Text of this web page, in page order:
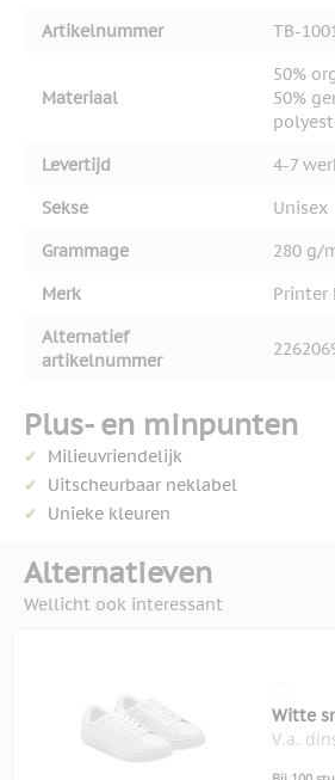
Artikelnummer
TB-
Materiaal
50%
50%
Levertijd
4-7
Sekse
Unisex
Grammage
280 g/
Merk
Printer
Alternatief
artikelnummer
Plus- en minpunten
Milieuvriendelijk
Uitscheurbaar neklabel
Unieke kleuren
Alternatieven
Wellicht ook interessant
Witte
V.a.